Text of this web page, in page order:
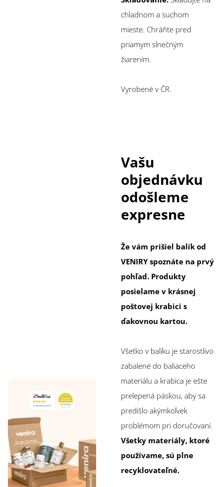
chladnom a suchom
mieste. Chráňte pred
priamym slnečným
žiarením.
Vyrobené v ČR.
Vašu
objednávku
odošleme
expresne
Že vám prišiel balík od
VENIRY spoznáte na prvý
pohľad. Produkty
posielame v krásnej
poštovej krabici s
ďakovnou kartou.
Všetko v balíku je starostlivo
zabalené do baliaceho
materiálu a krabica je ešte
prelepená páskou, aby sa
predišlo akýmkoľvek
problémom pri doručovaní.
Všetky materiály, ktoré
používame, sú plne
recyklovateľné.